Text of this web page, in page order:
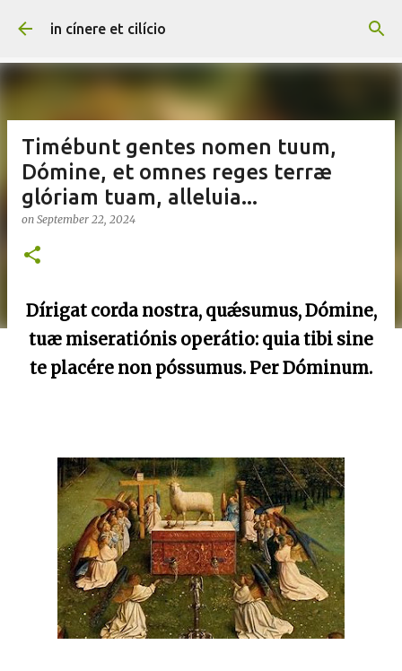
Skip to main content
in cínere et cilício
Timébunt gentes nomen tuum,
Dómine, et omnes reges terræ
glóriam tuam, alleluia...
on September 22, 2024
Dírigat corda nostra, quǽsumus, Dómine,
tuæ miseratiónis operátio: quia tibi sine
te placére non póssumus. Per Dóminum.